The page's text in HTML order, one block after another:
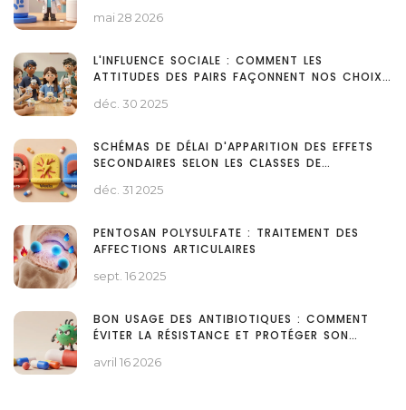
mai 28 2026
L'INFLUENCE SOCIALE : COMMENT LES
ATTITUDES DES PAIRS FAÇONNENT NOS CHOIX
déc. 30 2025
SCHÉMAS DE DÉLAI D'APPARITION DES EFFETS
SECONDAIRES SELON LES CLASSES DE
déc. 31 2025
PENTOSAN POLYSULFATE : TRAITEMENT DES
AFFECTIONS ARTICULAIRES
sept. 16 2025
BON USAGE DES ANTIBIOTIQUES : COMMENT
ÉVITER LA RÉSISTANCE ET PROTÉGER SON
avril 16 2026